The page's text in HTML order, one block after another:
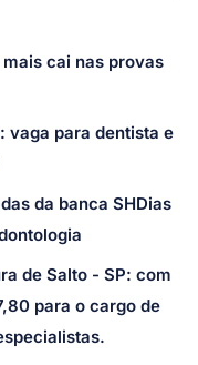
cai nas provas
vaga para dentista e
da banca SHDias
de Salto - SP: com
para o cargo de